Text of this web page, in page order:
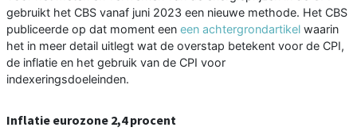
gebruikt het CBS vanaf juni 2023 een nieuwe methode. Het CBS
publiceerde op dat moment een een achtergrondartikel waarin
het in meer detail uitlegt wat de overstap betekent voor de CPI,
de inflatie en het gebruik van de CPI voor
indexeringsdoeleinden.
Inflatie eurozone 2,4 procent